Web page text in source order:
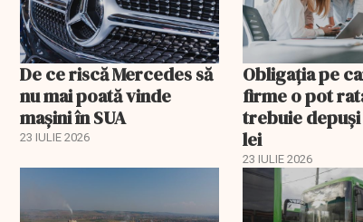
De ce riscă Mercedes să
nu mai poată vinde
mașini în SUA
23 IULIE 2026
Obligația pe
firme o pot
trebuie
lei
23 IULIE 2026